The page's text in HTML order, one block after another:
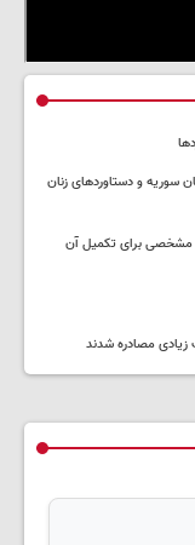
سوریه و دستاوردهای زنان
مشخصی برای تکمیل آن
زیادی مصادره شدند